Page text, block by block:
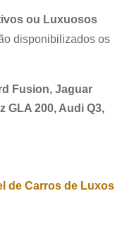
ou Luxuosos
disponibilizados os
Fusion, Jaguar
GLA 200, Audi Q3,
de Carros de Luxos